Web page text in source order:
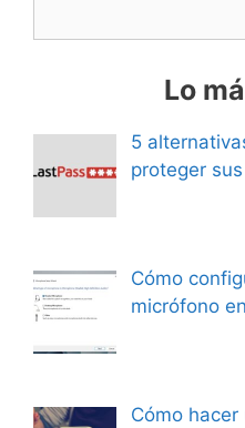
Lo
5
proteger
Cómo
micrófono
Cómo